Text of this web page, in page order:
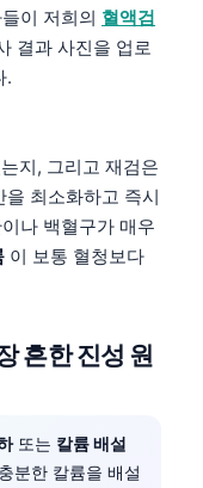
이 저희의 혈액검
결과 사진을 업로
.
지, 그리고 재검은
최소화하고 즉시
나 백혈구가 매우
이 보통 혈청보다
흔한 진성 원
또는 칼륨 배설
분한 칼륨을 배설